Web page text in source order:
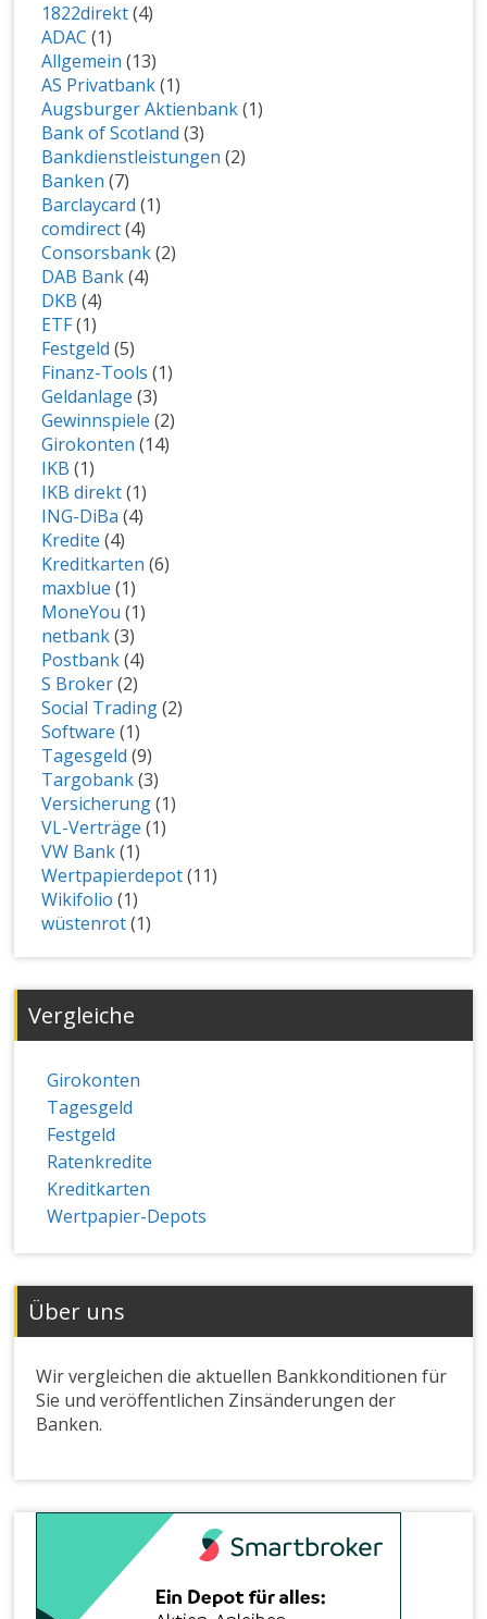
1822direkt(4)
ADAC (1)
Allgemein (13)
AS Privatbank(1)
Augsburger Aktienbank(1)
Bank of Scotland (3)
Bankdienstleistungen (2)
Banken (7)
Barclaycard (1)
comdirect(4)
Consorsbank(2)
DAB Bank(4)
DKB (4)
ETF(1)
Festgeld (5)
Finanz-Tools (1)
Geldanlage (3)
Gewinnspiele (2)
Girokonten (14)
IKB (1)
IKB direkt(1)
ING-DiBa (4)
Kredite (4)
Kreditkarten (6)
maxblue (1)
MoneYou (1)
netbank(3)
Postbank(4)
S Broker(2)
Social Trading(2)
Software (1)
Tagesgeld (9)
Targobank(3)
Versicherung(1)
VL-Verträge (1)
VW Bank(1)
Wertpapierdepot(11)
Wikifolio (1)
wüstenrot(1)
Vergleiche
Girokonten
Tagesgeld
Festgeld
Ratenkredite
Kreditkarten
Wertpapier-Depots
Über uns
Wir vergleichen die aktuellen Bankkonditionen für
Sie und veröffentlichen Zinsänderungen der
Banken.